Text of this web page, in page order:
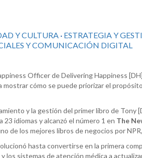
Y CULTURA · ESTRATEGIA Y
Y COMUNICACIÓN DIGITAL
Officer de Delivering Happiness
cómo se puede priorizar el
y la gestión del primer libro de Tony
23 idiomas y alcanzó el número 1 en The
de los mejores libros de negocios por
hasta convertirse en la primera
los sistemas de atención médica a